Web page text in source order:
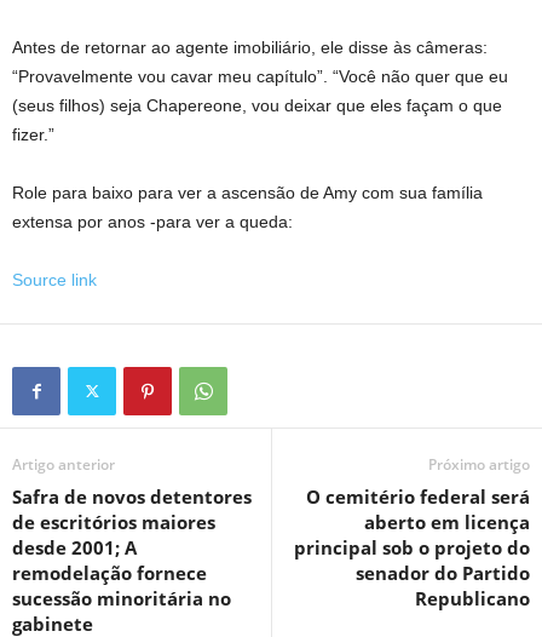
Antes de retornar ao agente imobiliário, ele disse às câmeras:
“Provavelmente vou cavar meu capítulo”. “Você não quer que eu
(seus filhos) seja Chapereone, vou deixar que eles façam o que
fizer.”
Role para baixo para ver a ascensão de Amy com sua família
extensa por anos -para ver a queda:
Source link
Artigo anterior
Safra de novos detentores
de escritórios maiores
desde 2001; A
remodelação fornece
sucessão minoritária no
gabinete
Próximo artigo
O cemitério federal será
aberto em licença
principal sob o projeto do
senador do Partido
Republicano